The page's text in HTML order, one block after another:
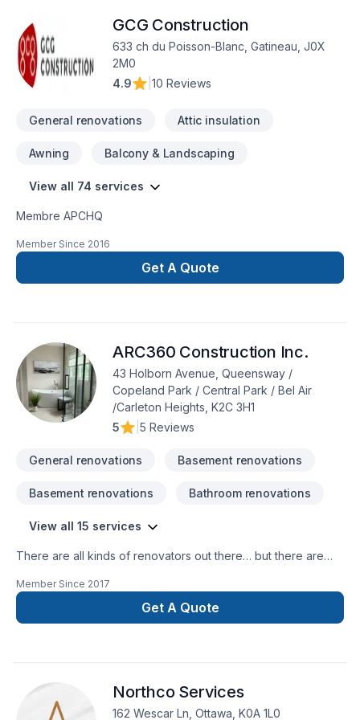
Plancher, Plomberie, Portes et fenêtres, Rénovation
générale, Revêtement extérieur, Salle de bain, Soudeur,
Sous-sol, Tapis, Toiture, Tourbe, Transport, Ventilation dans
les secteurs de Eastern Ontario,Outaouais, combinant
expérience, innovation et rigueur. Notre équipe
GCG Construction
633 ch du Poisson-Blanc, Gatineau, J0X
2M0
4.9
10 Reviews
General renovations Attic insulation
Awning Balcony & Landscaping
View all 74 services
Membre APCHQ
Member Since 2016
Get A Quote
ARC360 Construction Inc.
43 Holborn Avenue, Queensway /
Copeland Park / Central Park / Bel Air
/Carleton Heights, K2C 3H1
5
5 Reviews
General renovations Basement renovations
Basement renovations Bathroom renovations
View all 15 services
There are all kinds of renovators out there… but there are
reliability, affordability, and true beauty.ARC 360 is a group of
craftsmen and innovators based in Ottawa serving the
National Capital Region. We can create a unique and
planning, and management of materials and workmanship. We
work with you through every step of the process – and we’re
Member Since 2017
Get A Quote
Northco Services
162 Wescar Ln, Ottawa, K0A 1L0